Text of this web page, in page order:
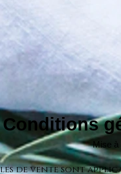
Conditions
Mise à
de vente sont